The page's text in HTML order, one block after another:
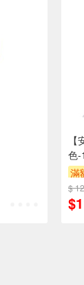
色-
滿
$